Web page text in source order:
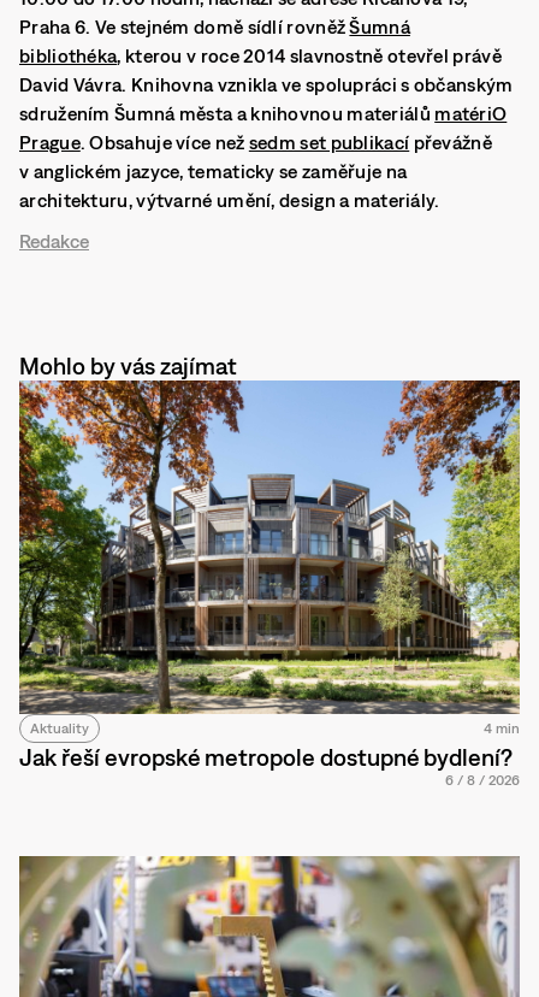
Praha 6. Ve stejném domě sídlí rovněžŠumná
bibliothéka, kterou v roce 2014 slavnostně otevřel právě
David Vávra. Knihovna vznikla ve spolupráci s občanským
sdružením Šumná města a knihovnou materiálů matériO
Prague. Obsahuje více než sedm set publikací převážně
v anglickém jazyce, tematicky se zaměřuje na
architekturu, výtvarné umění, design a materiály.
Redakce
Mohlo by vás zajímat
Aktuality 4 min
Jak řeší evropské metropole dostupné bydlení?
6 / 8 / 2026